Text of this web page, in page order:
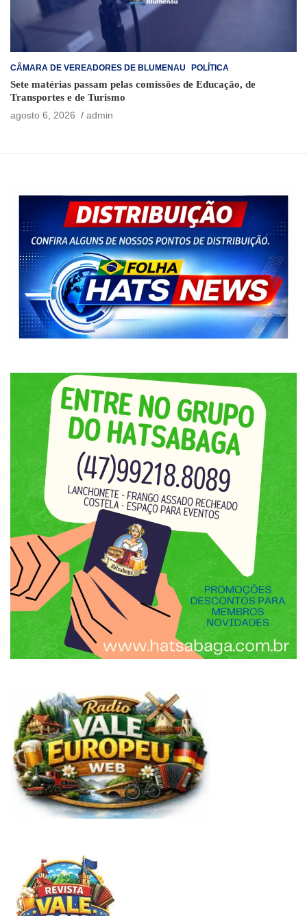
CÂMARA DE VEREADORES DE BLUMENAU POLÍTICA
Sete matérias passam pelas comissões de Educação, de
Transportes e de Turismo
agosto 6, 2026
admin